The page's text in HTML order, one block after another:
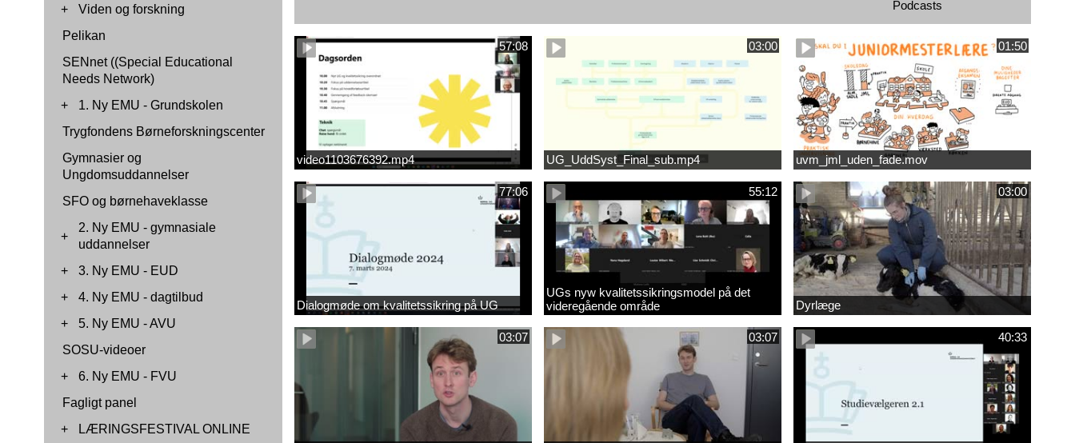
+
Viden og forskning
Pelikan
SENnet ((Special Educational
Needs Network)
+
1. Ny EMU - Grundskolen
Trygfondens Børneforskningscenter
Gymnasier og
Ungdomsuddannelser
SFO og børnehaveklasse
+
2. Ny EMU - gymnasiale
uddannelser
+
3. Ny EMU - EUD
+
4. Ny EMU - dagtilbud
+
5. Ny EMU - AVU
SOSU-videoer
+
6. Ny EMU - FVU
Fagligt panel
+
LÆRINGSFESTIVAL ONLINE
Podcasts
57:08
video1103676392.mp4
03:00
UG_UddSyst_Final_sub.mp4
01:50
uvm_jml_uden_fade.mov
77:06
Dialogmøde om kvalitetssikring på UG
55:12
UGs nyw kvalitetssikringsmodel på det
videregående område
03:00
Dyrlæge
03:07 03:07 40:33